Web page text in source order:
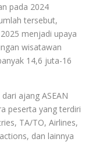
pada 2024
tersebut,
menjadi upaya
wisatawan
14,6 juta-16
ajang ASEAN
peserta yang terdiri
TA/TO, Airlines,
dan lainnya